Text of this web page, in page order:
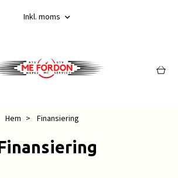
Inkl. moms
Hem Finansiering